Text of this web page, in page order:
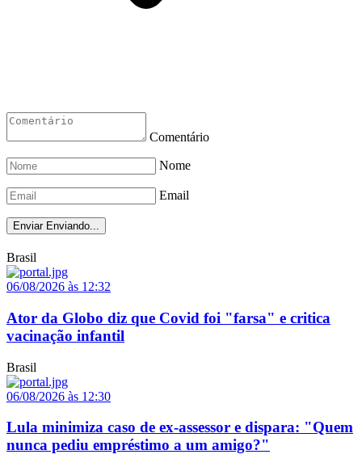
Comentário
Nome
Email
Enviar Enviando...
Brasil
06/08/2026 às 12:32
Ator da Globo diz que Covid foi "farsa" e critica
vacinação infantil
Brasil
06/08/2026 às 12:30
Lula minimiza caso de ex-assessor e dispara: "Quem
nunca pediu empréstimo a um amigo?"